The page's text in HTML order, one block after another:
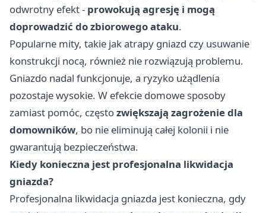
odwrotny efekt - prowokują agresję i mogą
doprowadzić do zbiorowego ataku.
Popularne mity, takie jak atrapy gniazd czy usuwanie
konstrukcji nocą, również nie rozwiązują problemu.
Gniazdo nadal funkcjonuje, a ryzyko użądlenia
pozostaje wysokie. W efekcie domowe sposoby
zamiast pomóc, częstozwiększają zagrożenie dla
domowników, bo nie eliminują całej kolonii i nie
gwarantują bezpieczeństwa.
Kiedy konieczna jest profesjonalna likwidacja
gniazda?
Profesjonalna likwidacja gniazda jest konieczna, gdy